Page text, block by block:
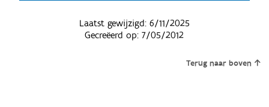
Laatst gewijzigd: 6/11/2025
Gecreëerd op:7/05/2012
Terug naar boven